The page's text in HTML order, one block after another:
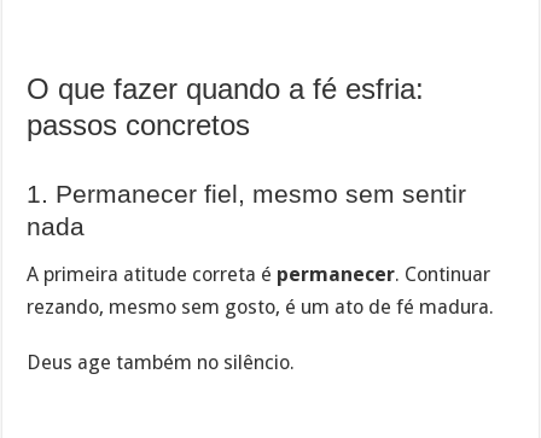
O que fazer quando a fé esfria:
passos concretos
1. Permanecer fiel, mesmo sem sentir
nada
A primeira atitude correta é permanecer. Continuar
rezando, mesmo sem gosto, é um ato de fé madura.
Deus age também no silêncio.